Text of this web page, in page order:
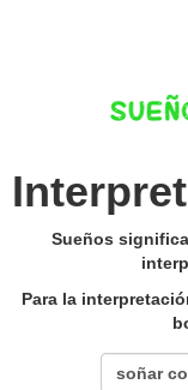
Sueños
Para la